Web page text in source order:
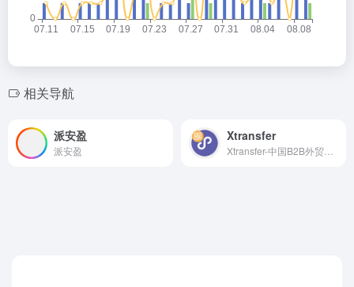
相关导航
派安盈
派安盈
Xtransfer